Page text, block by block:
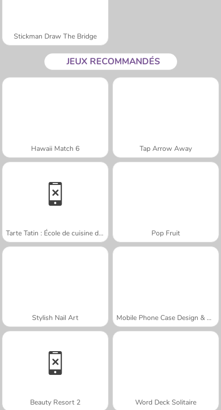
Stickman Draw The Bridge
JEUX RECOMMANDÉS
Hawaii Match 6 Tap Arrow Away
Tarte Tatin : École de cuisine de Sara Pop Fruit
Stylish Nail Art Mobile Phone Case Design & DIY
Beauty Resort 2 Word Deck Solitaire